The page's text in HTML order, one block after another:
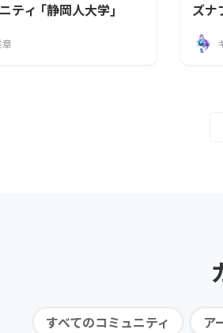
ティ ｢静岡人大学｣
ズナ
すべてのコミュニティ ア